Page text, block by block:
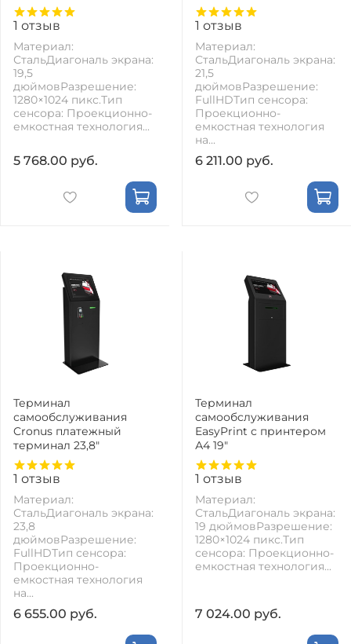
1 отзыв
Материал:
СтальДиагональ экрана:
19,5
дюймовРазрешение:
1280×1024 пикс.Тип
сенсора: Проекционно-
емкостная технология...
5 768.00 руб.
1 отзыв
Материал:
СтальДиагональ экрана:
21,5
дюймовРазрешение:
FullHDТип сенсора:
Проекционно-
емкостная технология
на...
6 211.00 руб.
Терминал
самообслуживания
Cronus платежный
терминал 23,8"
1 отзыв
Материал:
СтальДиагональ экрана:
23,8
дюймовРазрешение:
FullHDТип сенсора:
Проекционно-
емкостная технология
на...
6 655.00 руб.
Терминал
самообслуживания
EasyPrint с принтером
А4 19"
1 отзыв
Материал:
СтальДиагональ экрана:
19 дюймовРазрешение:
1280×1024 пикс.Тип
сенсора: Проекционно-
емкостная технология...
7 024.00 руб.